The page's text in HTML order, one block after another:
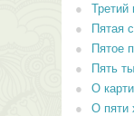
Третий
Пятая
Пятое
Пять
О
О пяти